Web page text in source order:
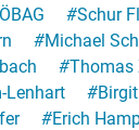
ÖBAG #Schur
#Michael
#Thomas
Lenhart #
#Erich